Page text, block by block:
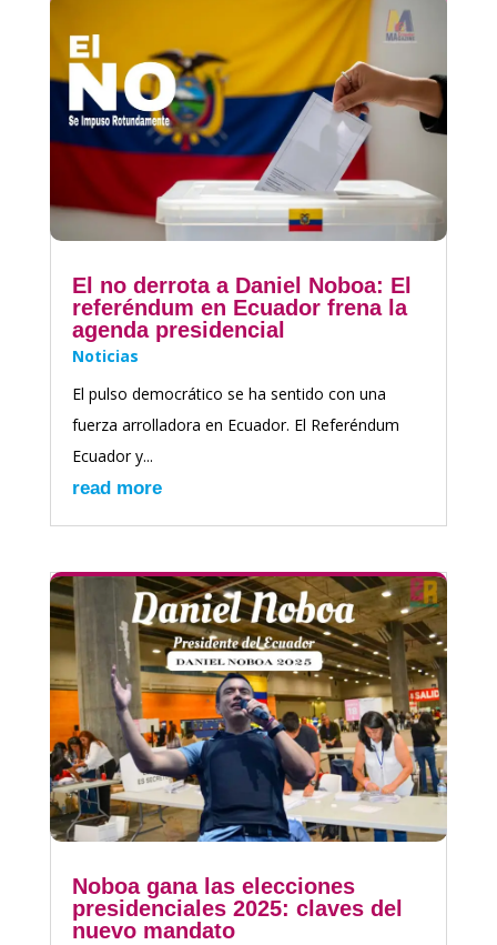
El no derrota a Daniel Noboa: El
referéndum en Ecuador frena la
agenda presidencial
Noticias
El pulso democrático se ha sentido con una
fuerza arrolladora en Ecuador. El Referéndum
Ecuador y...
read more
Noboa gana las elecciones
presidenciales 2025: claves del
nuevo mandato